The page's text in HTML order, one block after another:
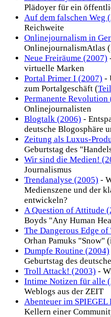
Plädoyer für ein
Auf dem falschen Weg
Reichweite
Onlinejournalism in
OnlinejournalismAtlas
Neue Freiräume (2007)
virtuelle Marken
Portal Primer I (2007) -
zum Portalgeschäft (
Permanente Revolution
Onlinejournalisten
Blogtalk (2006) -
deutsche Blogosphäre
Zeitung als Luxus-
Geburtstag des
Wir sind die Medien!
Journalismus
Trendanalyse (2005) -
Medienszene und der
entwickeln?
A Question of Attitude
Boyds "Any Human
The Dangerous Edge
Orhan Pamuks "Snow"
Dumpfe Routine (2004)
Geburtstag des
Troll Attack! (2003) -
Intime Notizen für alle
Weblogs aus der ZEIT
Abenteuer im SPIEGEL
Kellern einer